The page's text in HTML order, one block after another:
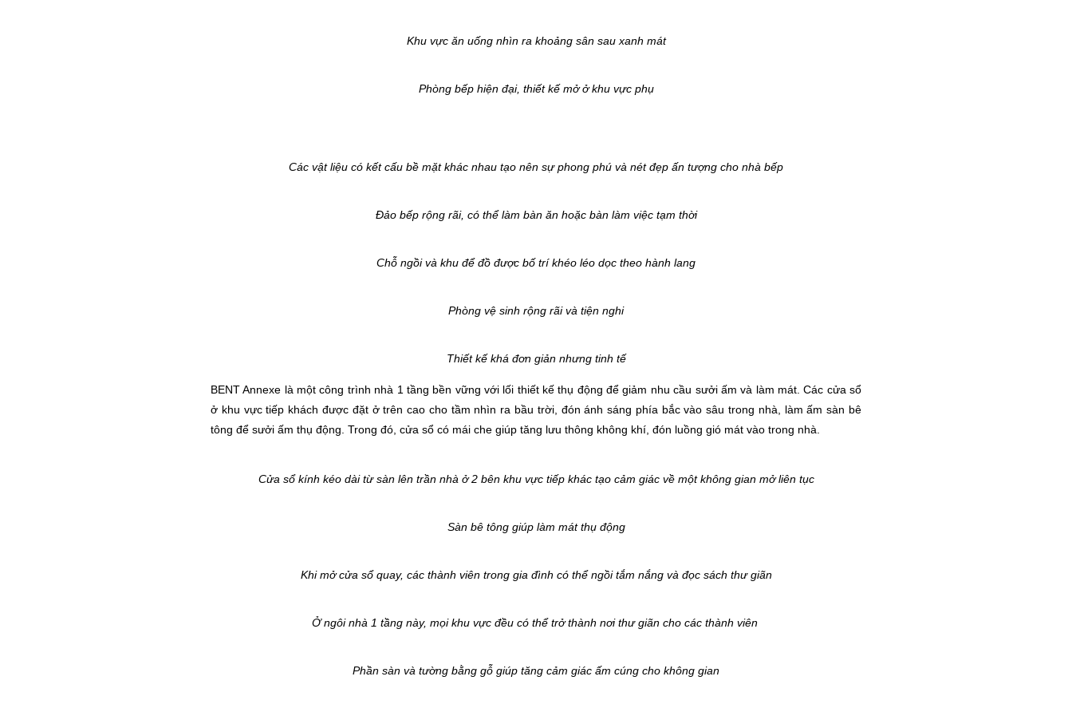
Khu vực ăn uống nhìn ra khoảng sân sau xanh mát
Phòng bếp hiện đại, thiết kế mở ở khu vực phụ
Các vật liệu có kết cấu bề mặt khác nhau tạo nên sự phong phú và nét đẹp ấn tượng cho nhà bếp
Đảo bếp rộng rãi, có thể làm bàn ăn hoặc bàn làm việc tạm thời
Chỗ ngồi và khu để đồ được bố trí khéo léo dọc theo hành lang
Phòng vệ sinh rộng rãi và tiện nghi
Thiết kế khá đơn giản nhưng tinh tế
BENT Annexe là một công trình nhà 1 tầng bền vững với lối thiết kế thụ động để giảm nhu cầu sưởi ấm và làm mát. Các cửa sổ
ở khu vực tiếp khách được đặt ở trên cao cho tầm nhìn ra bầu trời, đón ánh sáng phía bắc vào sâu trong nhà, làm ấm sàn bê
tông để sưởi ấm thụ động. Trong đó, cửa sổ có mái che giúp tăng lưu thông không khí, đón luồng gió mát vào trong nhà.
Cửa sổ kính kéo dài từ sàn lên trần nhà ở 2 bên khu vực tiếp khác tạo cảm giác về một không gian mở liên tục
Sàn bê tông giúp làm mát thụ động
Khi mở cửa sổ quay, các thành viên trong gia đình có thể ngồi tắm nắng và đọc sách thư giãn
Ở ngôi nhà 1 tầng này, mọi khu vực đều có thể trở thành nơi thư giãn cho các thành viên
Phần sàn và tường bằng gỗ giúp tăng cảm giác ấm cúng cho không gian